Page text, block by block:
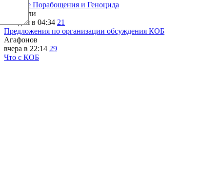
Оружие Порабощения и Геноцида
Каиргали
сегодня в 04:34 21
Предложения по организации обсуждения КОБ
Агафонов
вчера в 22:14 29
Что с КОБ